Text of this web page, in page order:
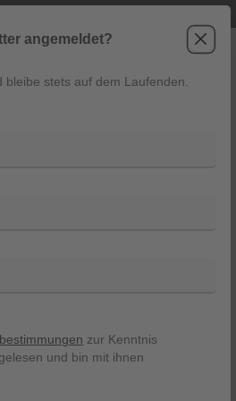
Trachtenhosen für
für Damen verbinden
finden Sie hochwertige,
Qualität, gefertigt aus
von echter Trachtenkultur. Als
in Abtenau steht Moden
angemeldet?
stets auf dem Laufenden.
zur Kenntnis
gelesen und bin mit ihnen